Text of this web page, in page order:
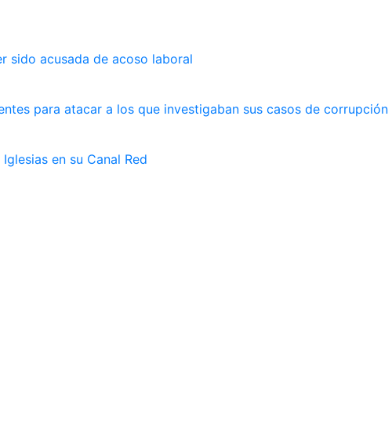
sido acusada de acoso laboral
para atacar a los que investigaban sus casos de corrupción
en su Canal Red